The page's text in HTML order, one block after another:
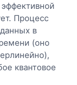
Процесс
в
(оно
квантовое